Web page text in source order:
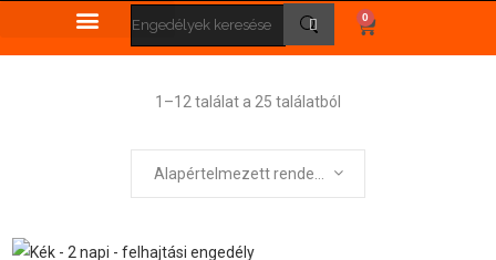
0
1–12 találat a 25 találatból